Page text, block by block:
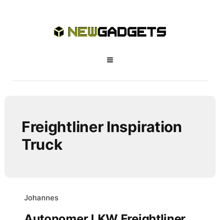
Freightliner Inspiration
Truck
Johannes